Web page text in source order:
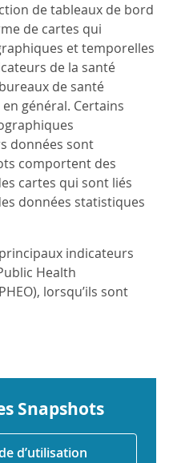
de tableaux de bord
de cartes qui
et temporelles
de la santé
de santé
général. Certains
données sont
comportent des
cartes qui sont liés
données statistiques
indicateurs
Health
lorsqu’ils sont
Snapshots
d’utilisation